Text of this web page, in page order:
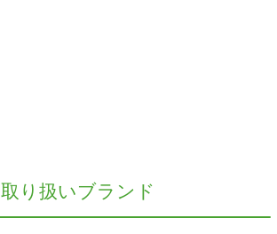
取り扱いブランド